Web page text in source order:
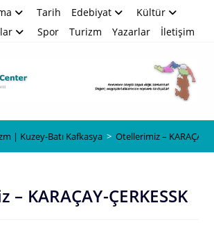
Tarih Edebiyat
Kültür
Spor Turizm Yazarlar İletişim
| Kuzey-Batı Kafkasya > Otellerimiz – KARAÇAY-
KARAÇAY-ÇERKESSK